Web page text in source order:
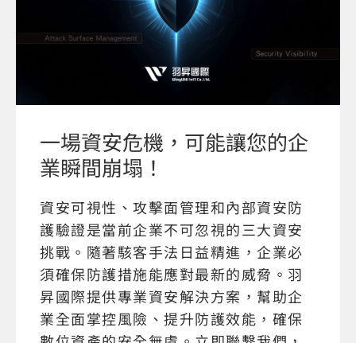
一場資安危機，可能讓您的企
業瞬間崩塌！
資安可視性、攻擊面管理和內部資安防
護驗證是當前企業不可忽視的三大資安
挑戰。隨著駭客手法日益精進，企業必
須確保防護措施能應對最新的威脅。羽
昇國際提供專業資安解決方案，幫助企
業全面掌控風險、提升防護效能，確保